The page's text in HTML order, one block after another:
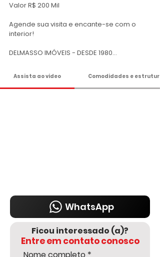
Valor R$ 200 Mil
Agende sua visita e encante-se com o
interior!
DELMASSO IMÓVEIS - DESDE 1980
WhatsApp: 15 98178-0158
www.delmassoimoveis.com.br
Assista ao vídeo Comodidades e estrutura
WhatsApp
Ficou interessado (a)?
Entre em contato conosco